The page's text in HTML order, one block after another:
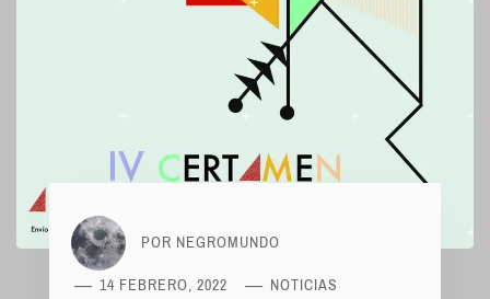
POR NEGROMUNDO
14 FEBRERO, 2022 NOTICIAS